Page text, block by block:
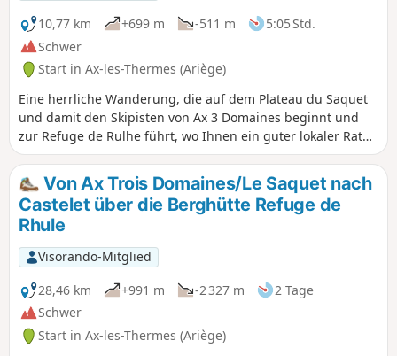
10,77 km
+699 m -511 m
5:05 Std.
Schwer
Start in Ax-les-Thermes (Ariège)
Eine herrliche Wanderung, die auf dem Plateau du Saquet
und damit den Skipisten von Ax 3 Domaines beginnt und
zur Refuge de Rulhe führt, wo Ihnen ein guter lokaler Rataf
gut tun wird. Sobald Sie den Gipfel der Station erreicht
haben, erwarten Sie lange Wüstenplateaus, bevor Sie in die
kargen Geröllfelder am Fuße des Rulhe eintauchen und
schließlich zur Refuge de Rulhe hinuntergleiten. Diese
erste Etappe ist wild und anspruchsvoll, da sie durch
Geröllfelder führt. Seien Sie vorsichtig beim Abstieg vom
Col de Lhasse, der sehr steil ist (aber der GR® ist gut
markiert).
Von Ax Trois Domaines/Le Saquet nach
Castelet über die Berghütte Refuge de
Rhule
Visorando-Mitglied
28,46 km
+991 m -2 327 m
2 Tage
Schwer
Start in Ax-les-Thermes (Ariège)